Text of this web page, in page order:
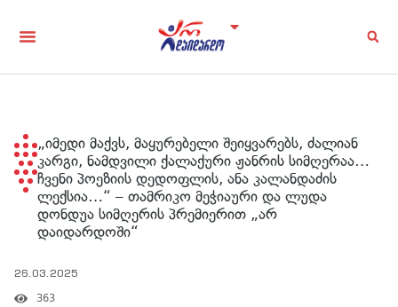
„იმედი მაქვს, მაყურებელი შეიყვარებს, ძალიან
კარგი, ნამდვილი ქალაქური ჟანრის სიმღერაა…
ჩვენი პოეზიის დედოფლის, ანა კალანდაძის
ლექსია…“ – თამრიკო მეჭიაური და ლუდა
დონდუა სიმღერის პრემიერით „არ
დაიდარდოში“
26.03.2025
363